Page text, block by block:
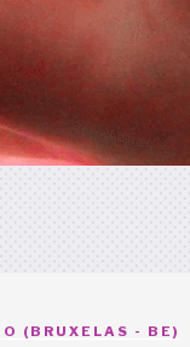
(BRUXELAS - BE)